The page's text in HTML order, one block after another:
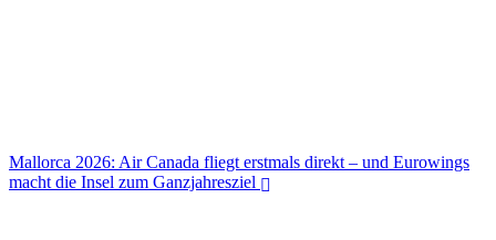
Mallorca 2026: Air Canada fliegt erstmals direkt – und Eurowings
macht die Insel zum Ganzjahresziel